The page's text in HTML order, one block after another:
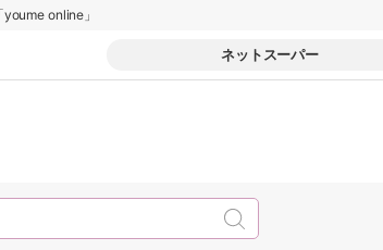
online」
ネットスーパー